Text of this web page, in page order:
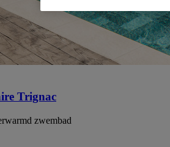
Trignac
zwembad